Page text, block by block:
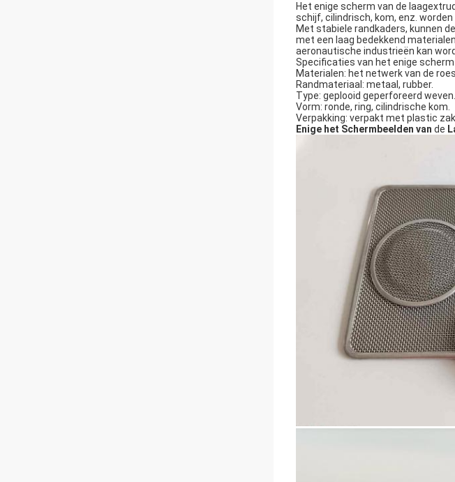
Het enige scherm van de
schijf, cilindrisch, kom, enz. worden
Met stabiele randkaders, kunnen
met een laag bedekkend
aeronautische industrieën kan
Specificaties van het enige
Materialen: het netwerk van de
Randmateriaal: metaal, rubber.
Type: geplooid geperforeerd weven.
Vorm: ronde, ring, cilindrische kom.
Verpakking: verpakt met plastic
Enige het Scherm beelden van de